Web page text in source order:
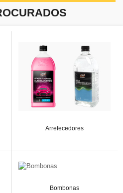
Arrefecedores
Bombonas